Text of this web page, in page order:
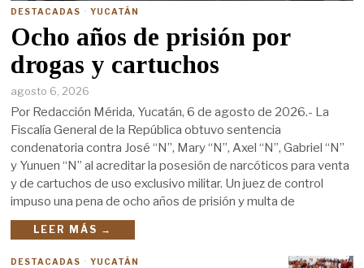
DESTACADAS · YUCATÁN
Ocho años de prisión por
drogas y cartuchos
agosto 6, 2026
Por Redacción Mérida, Yucatán, 6 de agosto de 2026.- La
Fiscalía General de la República obtuvo sentencia
condenatoria contra José “N”, Mary “N”, Axel “N”, Gabriel “N”
y Yunuen “N” al acreditar la posesión de narcóticos para venta
y de cartuchos de uso exclusivo militar. Un juez de control
impuso una pena de ocho años de prisión y multa de
LEER MÁS →
DESTACADAS · YUCATÁN